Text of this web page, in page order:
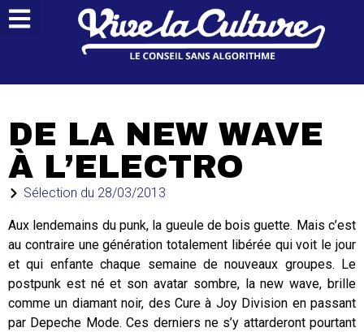
DE LA NEW WAVE
À L’ELECTRO
Sélection du 28/03/2013
Aux lendemains du punk, la gueule de bois guette. Mais c’est
au contraire une génération totalement libérée qui voit le jour
et qui enfante chaque semaine de nouveaux groupes. Le
postpunk est né et son avatar sombre, la new wave, brille
comme un diamant noir, des Cure à Joy Division en passant
par Depeche Mode. Ces derniers ne s’y attarderont pourtant